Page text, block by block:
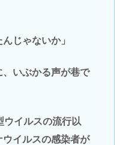
じゃないか」
いぶかる声が巷で
イルスの流行以
イルスの感染者が